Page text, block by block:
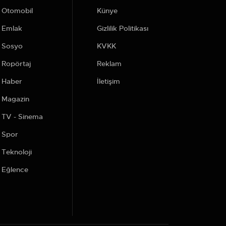
Otomobil
Emlak
Sosyo
Ropörtaj
Haber
Magazin
TV - Sinema
Spor
Teknoloji
Eğlence
Künye
Gizlilik Politikası
KVKK
Reklam
İletişim